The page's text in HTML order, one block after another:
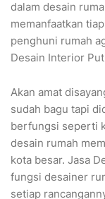
dalam desain
memanfaatkan
penghuni rumah
Desain Interior
Akan amat
sudah bagu tapi
berfungsi seperti
desain rumah
kota besar. Jasa
fungsi desainer
setiap